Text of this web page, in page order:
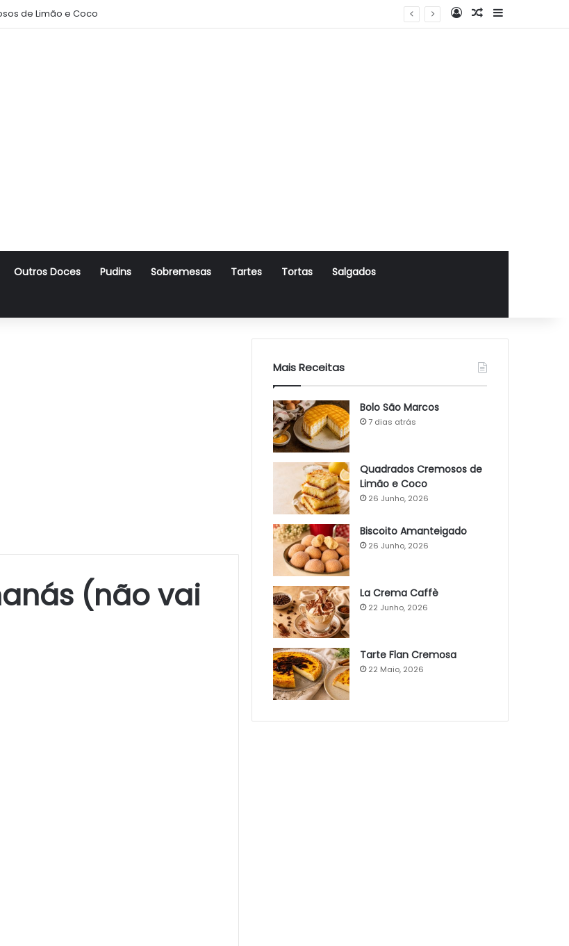
de Limão e Coco Log InArtigo Aleatório
Sidebar
Outros Doces Pudins Sobremesas Tartes Tortas Salgados
(não vai
Mais Receitas
Bolo São Marcos
7 dias atrás
Quadrados Cremosos de
Limão e Coco
26 Junho, 2026
Biscoito Amanteigado
26 Junho, 2026
La Crema Caffè
22 Junho, 2026
Tarte Flan Cremosa
22 Maio, 2026